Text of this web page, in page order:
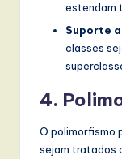
estendam
Suporte
classes
4.
O polimorfismo
sejam tratados